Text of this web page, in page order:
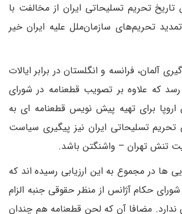
تاریخ تحریم تسلیحاتی ایران از مخالفت با
تحریم‌های سازمان‌ملل علیه ایران خیر
آلمان، فرانسه و انگلستان در برابر ایالات
که علاوه بر تصویب قطعنامه در شورای
برای تهیه پیش نویس قطعنامه ای به
تسلیحاتی ایران نیز پیگیری سیاست
تنش تهران – واشنگتن باشد.
ها در مجموع به این ارزیابی رسیده اند که
حکام آژانس از منظر حقوقی جنبه الزام
ندارد. مضافا آن که لحن قطعنامه هم چندان